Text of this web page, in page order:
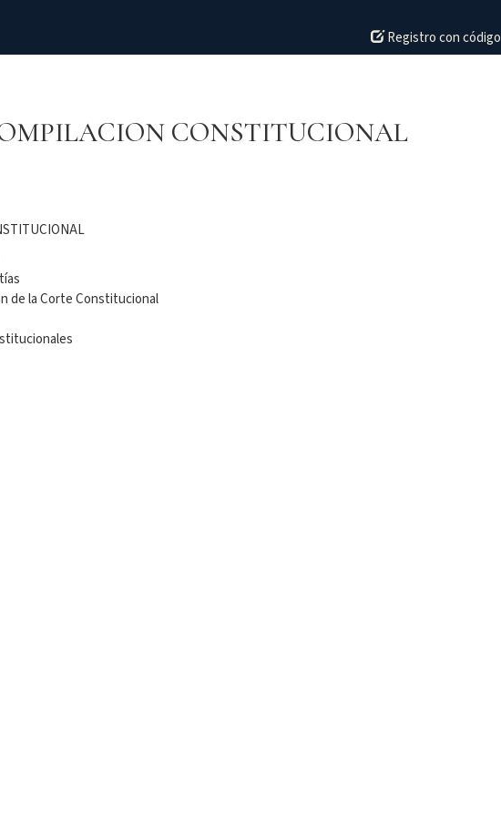
Registro con código
CONSTITUCIONAL
de la Corte Constitucional